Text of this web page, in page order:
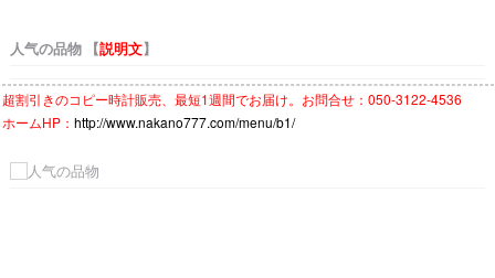
人气の品物 【説明文】
超割引きのコピー時計販売、最短1週間でお届け。お問合せ：050-3122-4536
ホームHP： http://www.nakano777.com/menu/b1/